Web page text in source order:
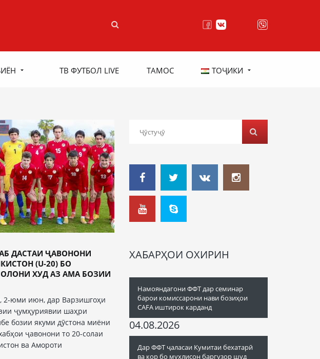
ТВ ФУТБОЛ LIVE ТАМОС ТОҶИКИ
ДАСТАИ ҶАВОНОНИ
(U-20) БО
ХУД АЗ АМА БОЗИИ
2-юми июн, дар Варзишгоҳи
ҷумҳуриявии шаҳри
бозии якуми дӯстона миёни
ҷавонони то 20-солаи
ва Амороти
ХАБАРҲОИ ОХИРИН
Намояндагони ФФТ дар семинар
барои комиссарони нави бозиҳои
CAFA иштирок карданд
04.08.2026
Дар ФФТ ҷаласаи Кумитаи бехатарӣ
ва кор бо мухлисон баргузор шуд